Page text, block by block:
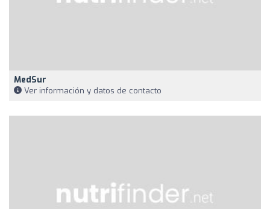
MedSur
Ver información y datos de contacto